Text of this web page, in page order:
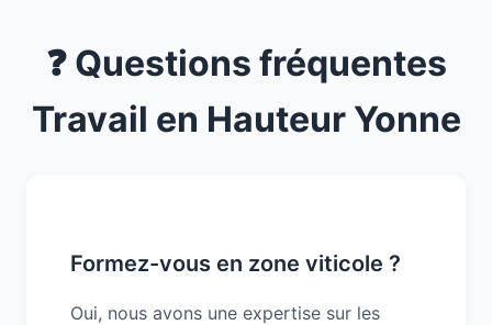
❓ Questions fréquentes
Travail en Hauteur Yonne
Formez-vous en zone viticole ?
Oui, nous avons une expertise sur les